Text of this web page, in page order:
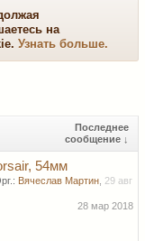
на
Узнать больше.
Последнее
сообщение ↓
54мм
Вячеслав Мартин 29 авг
28 мар 2018